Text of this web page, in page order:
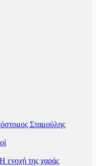
Σταμούλης
ενοχή της χαράς